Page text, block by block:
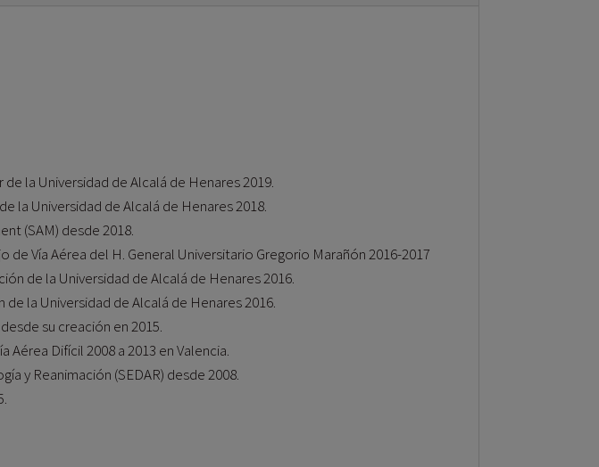
la Universidad de Alcalá de Henares 2019.
la Universidad de Alcalá de Henares 2018.
(SAM) desde 2018.
Vía Aérea del H. General Universitario Gregorio Marañón 2016-2017
de la Universidad de Alcalá de Henares 2016.
la Universidad de Alcalá de Henares 2016.
su creación en 2015.
Difícil 2008 a 2013 en Valencia.
y Reanimación (SEDAR) desde 2008.